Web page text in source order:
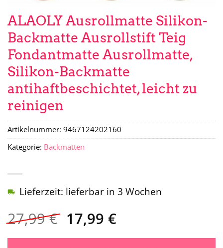
ALAOLY Ausrollmatte Silikon-
Backmatte Ausrollstift Teig
Fondantmatte Ausrollmatte,
Silikon-Backmatte
antihaftbeschichtet, leicht zu
reinigen
27,99€ Ursprünglicher
Preis
17,99 €Aktueller
Lieferzeit: lieferbar in 3 Wochen
Artikelnummer: 9467124202160
Kategorie: Backmatten